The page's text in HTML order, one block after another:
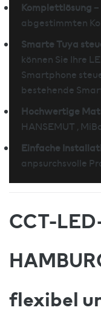
Komplettlösung
abgestimmten
Smarte Tuya
können Sie Ihre
Smartphone
bestehende
Hochwertige
HANSEMUT ,
Einfache
anpsurchsvolle
CCT-
flexibel